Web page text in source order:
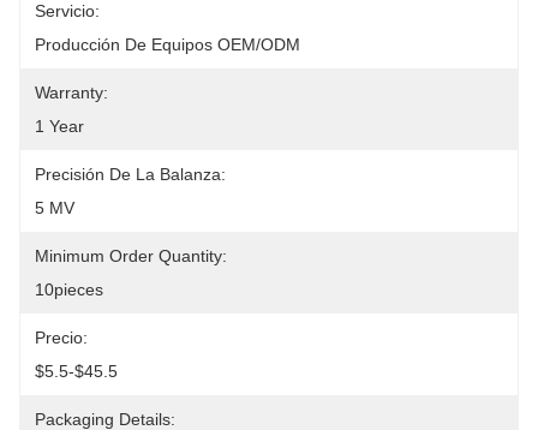
Servicio:
Producción De Equipos OEM/ODM
Warranty:
1 Year
Precisión De La Balanza:
5 MV
Minimum Order Quantity:
10pieces
Precio:
$5.5-$45.5
Packaging Details: